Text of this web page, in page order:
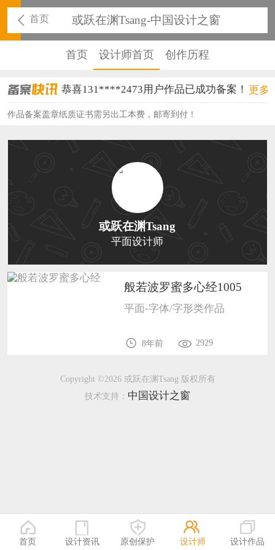
首页 或跃在渊Tsang-中国设计之窗
首页 设计师首页 创作历程
恭喜131****2473用户作品已成功备案！
恭喜159****4201用户作品已成功备案！
恭喜133****6466用户作品已成功备案！
恭喜131****1475用户作品已成功备案！
恭喜133****8874用户作品已成功备案！
恭喜138****8638用户作品已成功备案！
恭喜133****9020用户作品已成功备案！
恭喜136****9807用户作品已成功备案！
恭喜159****4930用户作品已成功备案！
恭喜150****6483用户作品已成功备案！
更多
作品备案盖章纸质证书需另出工本费，邮寄到付！
或跃在渊Tsang
平面设计师
般若波罗蜜多心经1005
平面-字体/字形类作品
8年前 2929
Copyright ©2026 或跃在渊Tsang 版权所有
技术支持： 中国设计之窗
首页 设计资讯 原创保护 设计师 设计作品